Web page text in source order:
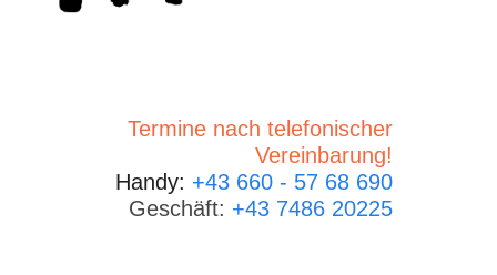
Termine nach telefonischer
Vereinbarung!
Handy: +43 660 - 57 68 690
Geschäft: +43 7486 20225